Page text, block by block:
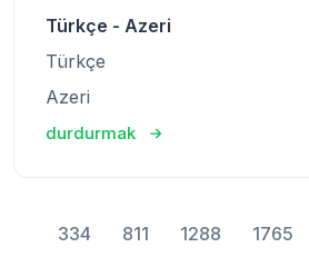
Türkçe - Azeri
Türkçe
Azeri
durdurmak
334 811 1288 1765